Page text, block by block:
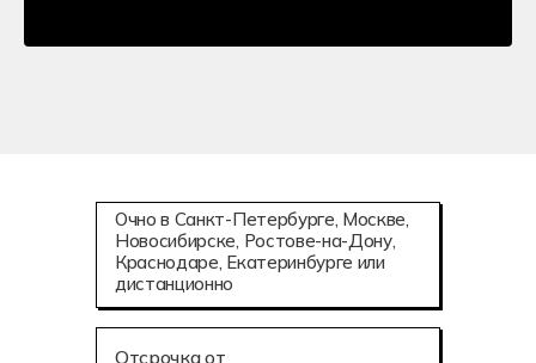
Отсрочка от
Очно в Санкт-Петербурге, Москве,
Новосибирске, Ростове-на-Дону,
Краснодаре, Екатеринбурге или
дистанционно